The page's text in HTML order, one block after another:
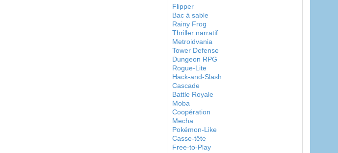
Flipper
Bac à sable
Rainy Frog
Thriller narratif
Metroidvania
Tower Defense
Dungeon RPG
Rogue-Lite
Hack-and-Slash
Cascade
Battle Royale
Moba
Coopération
Mecha
Pokémon-Like
Casse-tête
Free-to-Play